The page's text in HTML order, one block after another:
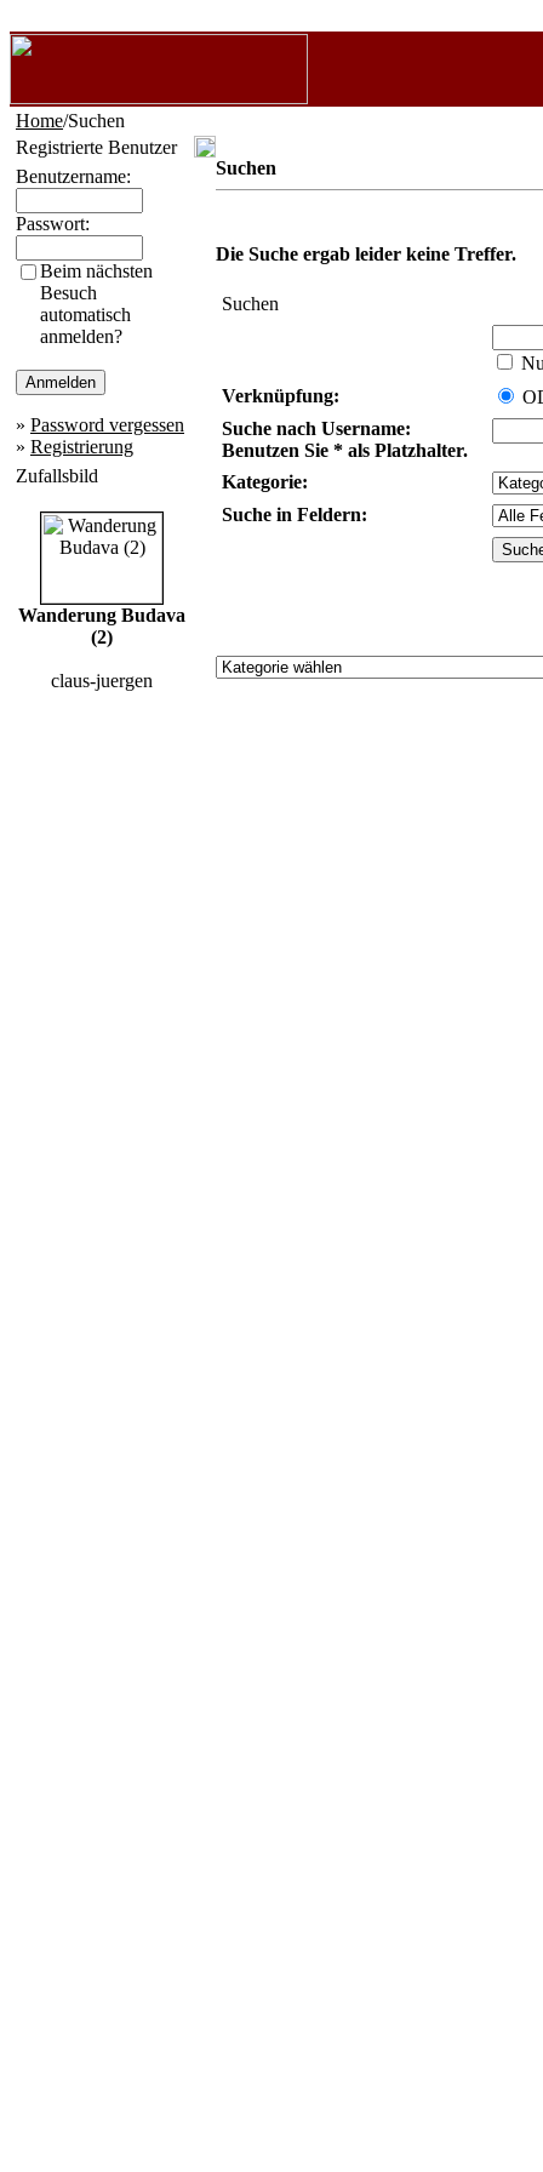
Home/Suchen
Registrierte Benutzer
Benutzername:
Passwort:
Beim nächsten
Besuch
automatisch
anmelden?
» Password vergessen
» Registrierung
Zufallsbild
Wanderung Budava
(2)
claus-juergen
Suchen
Die Suche ergab leider keine Treffer.
Suchen
Verknüpfung:
Suche nach Username:
Benutzen Sie * als Platzhalter.
Kategorie:
Suche in Feldern: